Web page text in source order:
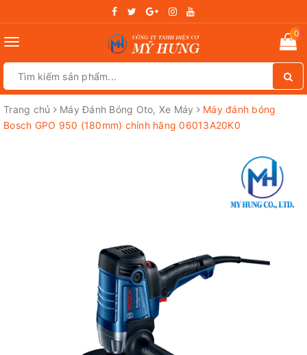
Toggle
0
Trang chủ Máy Đánh Bóng Oto, Xe Máy
Máy đánh bóng
Bosch GPO 950 (180mm) chính hãng 06013A20K0